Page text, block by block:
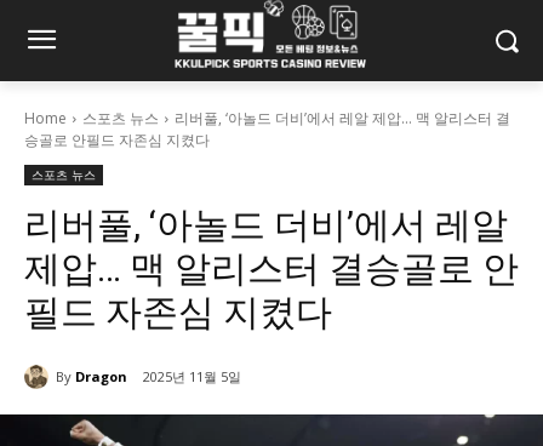
Home 스포츠 뉴스
리버풀, ‘아놀드 더비’에서 레알 제압… 맥 알리스터 결
승골로 안필드 자존심 지켰다
스포츠 뉴스
리버풀, ‘아놀드 더비’에서 레알
제압… 맥 알리스터 결승골로 안
필드 자존심 지켰다
By Dragon 2025년 11월 5일